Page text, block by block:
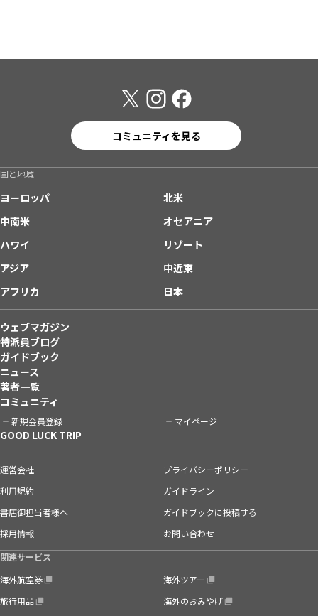
コミュニティを見る
国と地域
ヨーロッパ
北米
中南米
オセアニア
ハワイ
リゾート
アジア
中近東
アフリカ
日本
ウェブマガジン
特派員ブログ
ガイドブック
ニュース
著者一覧
コミュニティ
新規会員登録 マイページ
GOOD LUCK TRIP
運営会社
プライバシーポリシー
利用規約
ガイドライン
書店御担当者様へ
ガイドブックに投稿する
採用情報
お問い合わせ
関連サービス
海外航空券
海外ツアー
旅行用品
海外のおみやげ